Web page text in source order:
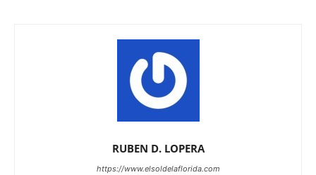
RUBEN D. LOPERA
https://www.elsoldelaflorida.com